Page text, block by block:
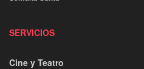
SERVICIOS
Cine y Teatro